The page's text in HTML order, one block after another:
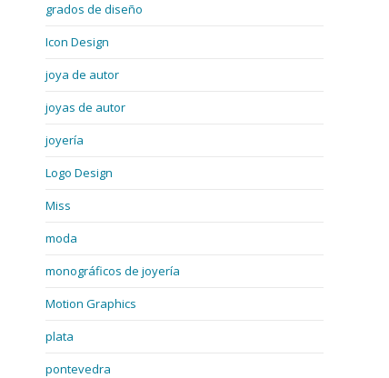
grados de diseño
Icon Design
joya de autor
joyas de autor
joyería
Logo Design
Miss
moda
monográficos de joyería
Motion Graphics
plata
pontevedra